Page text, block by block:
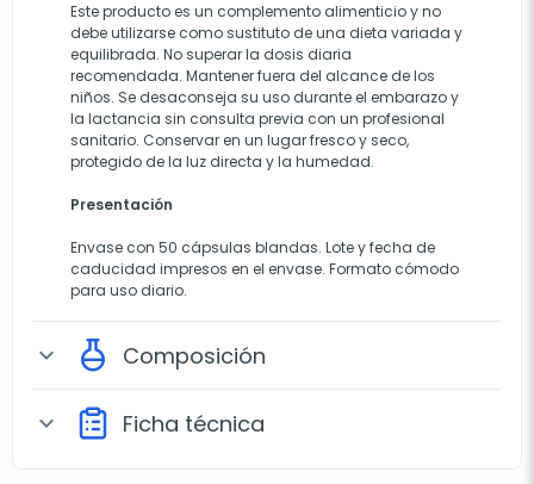
Este producto es un complemento alimenticio y no
debe utilizarse como sustituto de una dieta variada y
equilibrada. No superar la dosis diaria
recomendada. Mantener fuera del alcance de los
niños. Se desaconseja su uso durante el embarazo y
la lactancia sin consulta previa con un profesional
sanitario. Conservar en un lugar fresco y seco,
protegido de la luz directa y la humedad.
Presentación
Envase con 50 cápsulas blandas. Lote y fecha de
caducidad impresos en el envase. Formato cómodo
para uso diario.
expand_more Composición
expand_more Ficha técnica